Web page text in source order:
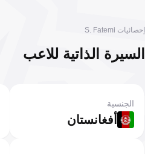
إحصائيات S. Fatemi
السيرة الذاتية للاعب
أفغانستان
الجنسية